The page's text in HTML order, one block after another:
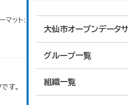
大仙市オープンデータ
グループ一覧
組織一覧
マット:
す。